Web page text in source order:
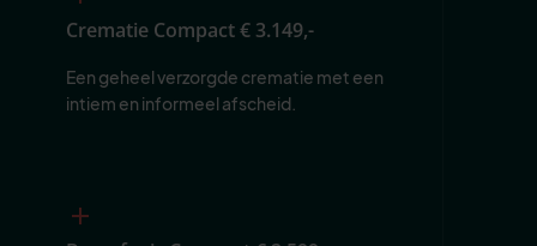
Crematie Compact€ 3.149,-
Een geheel verzorgde crematie met een
intiem en informeel afscheid.